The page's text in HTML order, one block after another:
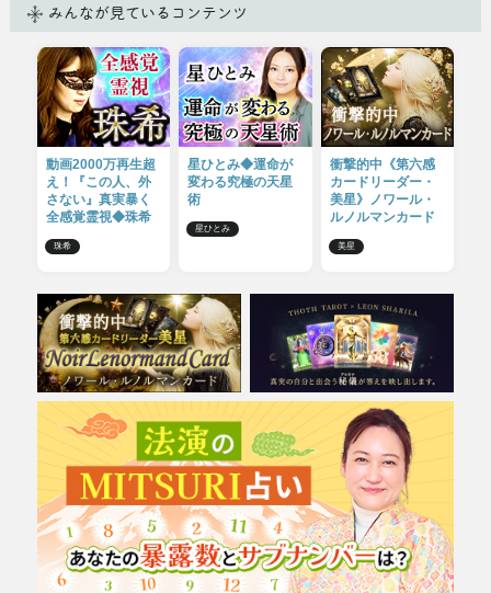
みんなが見ているコンテンツ
動画2000万再生超
え！『この人、外
さない』真実暴く
全感覚霊視◆珠希
珠希
星ひとみ◆運命が
変わる究極の天星
術
星ひとみ
衝撃的中《第六感
カードリーダー・
美星》ノワール・
ルノルマンカード
美星